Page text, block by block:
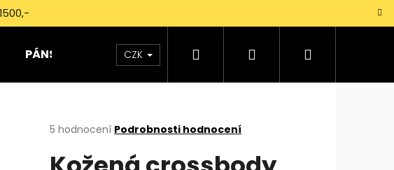
PÁNSKÉ TAŠKY VŮNĚ DOPLŇKY
CZK Hledat PřihlášeníNákupní
Průměrné
produktu
5 hodnocení Podrobnosti hodnocení